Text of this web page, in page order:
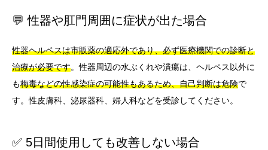
💬 性器や肛門周囲に症状が出た場合
性器ヘルペスは市販薬の適応外であり、必ず医療機関での診断と
治療が必要です。性器周辺の水ぶくれや潰瘍は、ヘルペス以外に
も梅毒などの性感染症の可能性もあるため、自己判断は危険で
す。性皮膚科、泌尿器科、婦人科などを受診してください。
✅ 5日間使用しても改善しない場合